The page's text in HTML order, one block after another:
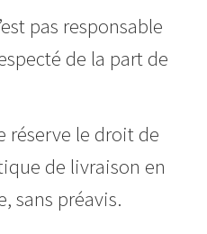
pas responsable
de la part de
réserve le droit de
de livraison en
sans préavis.